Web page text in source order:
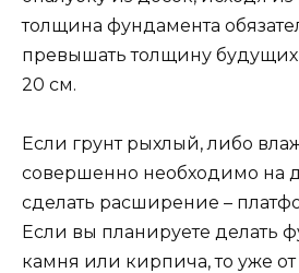
толщина фундамента
превышать толщину будущих
20 см.
Если грунт рыхлый, либо
совершенно необходимо на
сделать расширение –
Если вы планируете делать
камня или кирпича, то уже